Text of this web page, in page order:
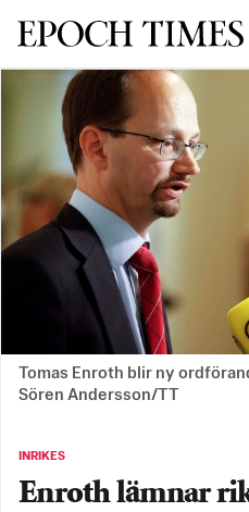
Svenska Epoch Times
Tomas Enroth blir ny
Sören Andersson/TT
INRIKES
Enroth lämnar